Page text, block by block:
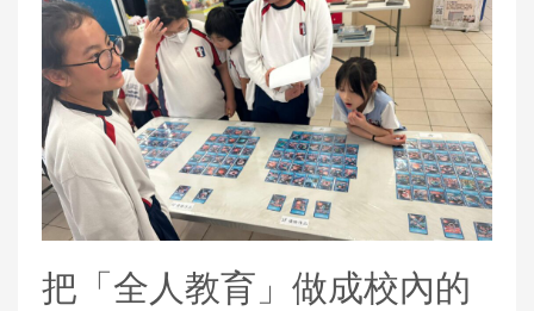
把「全人教育」做成校內的